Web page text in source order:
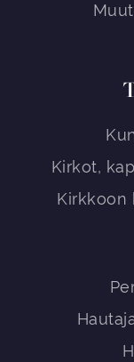
Kirkot,
Kirkkoon